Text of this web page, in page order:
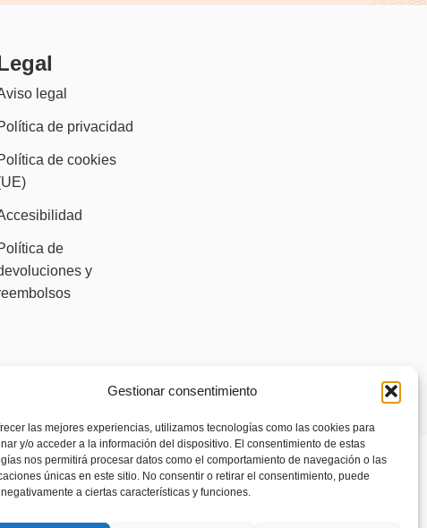
Gestionar consentimiento
las mejores experiencias, utilizamos tecnologías como las cookies para
y/o acceder a la información del dispositivo. El consentimiento de estas
nos permitirá procesar datos como el comportamiento de navegación o las
únicas en este sitio. No consentir o retirar el consentimiento, puede
a ciertas características y funciones.
legal
de privacidad
de cookies
de
y